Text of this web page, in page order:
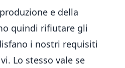
e della
quindi rifiutare gli
i nostri requisiti
Lo stesso vale se